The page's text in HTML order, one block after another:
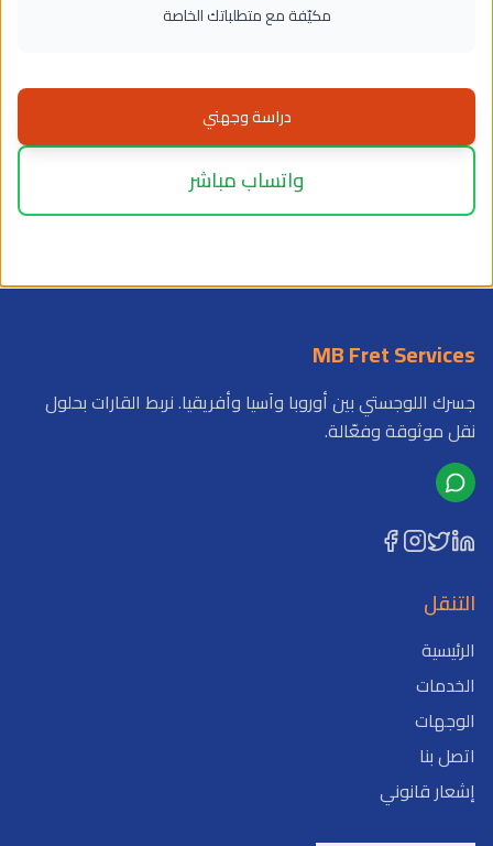
مكيّفة مع متطلباتك الخاصة
دراسة وجهتي
واتساب مباشر
MB Fret Services
جسرك اللوجستي بين أوروبا وآسيا وأفريقيا. نربط القارات بحلول
نقل موثوقة وفعّالة.
التنقل
الرئيسية
الخدمات
الوجهات
اتصل بنا
إشعار قانوني